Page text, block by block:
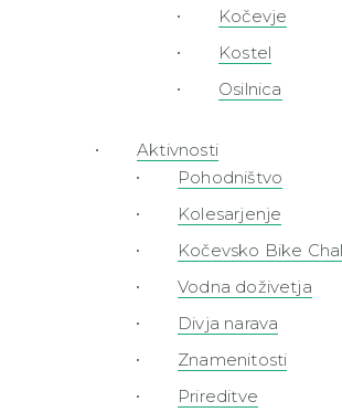
Kočevje
Kostel
Osilnica
Aktivnosti
Pohodništvo
Kolesarjenje
Kočevsko Bike
Vodna doživetja
Divja narava
Znamenitosti
Prireditve